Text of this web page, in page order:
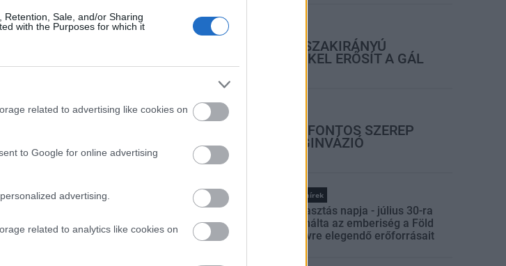
Sale, and/or Sharing
with the Purposes for which it
related to advertising like cookies on
to Google for online advertising
advertising.
related to analytics like cookies on
Országos hírek
KECSKEMÉTEN IS SZAKIRÁNYÚ
TOVÁBBKÉPZÉSEKKEL ERŐSÍT A GÁL
FERENC EGYETEM
Országos hírek
A LAKOSSÁGRA IS FONTOS SZEREP
HÁRUL A SZÚNYOGINVÁZIÓ
ELKERÜLÉSÉBEN
Országos hírek
Túlfogyasztás napja - július 30-ra
felhasználta az emberiség a Föld
egész évre elegendő erőforrásait